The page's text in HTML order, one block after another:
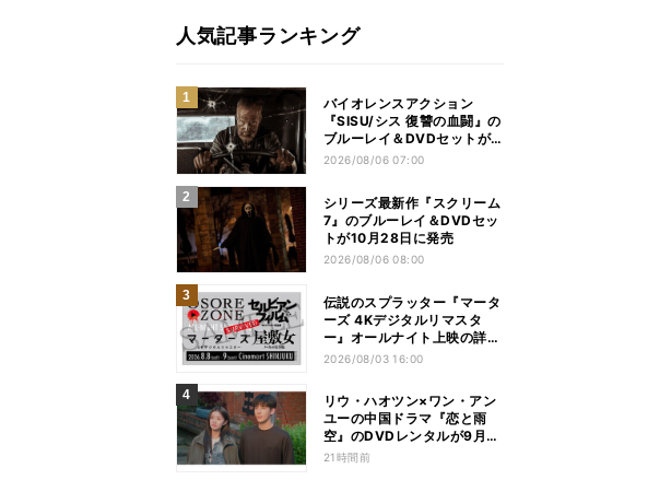
人気記事ランキング
バイオレンスアクション
『SISU/シス 復讐の血闘』の
ブルーレイ＆DVDセットが
12月2日に発売
2026/08/06 07:00
シリーズ最新作『スクリーム
7』のブルーレイ＆DVDセッ
トが10月28日に発売
2026/08/06 08:00
伝説のスプラッター『マータ
ーズ 4Kデジタルリマスタ
ー』オールナイト上映の詳細
が発表
2026/08/03 16:00
リウ・ハオツン×ワン・アン
ユーの中国ドラマ『恋と雨
空』のDVDレンタルが9月2
日より開始
21時間前